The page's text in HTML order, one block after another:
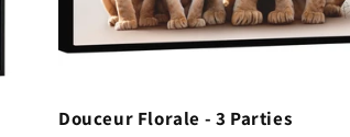
Douceur Florale - 3 Parties